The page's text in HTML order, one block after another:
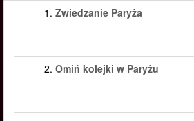
1. Zwiedzanie Paryża
2. Omiń kolejki w Paryżu